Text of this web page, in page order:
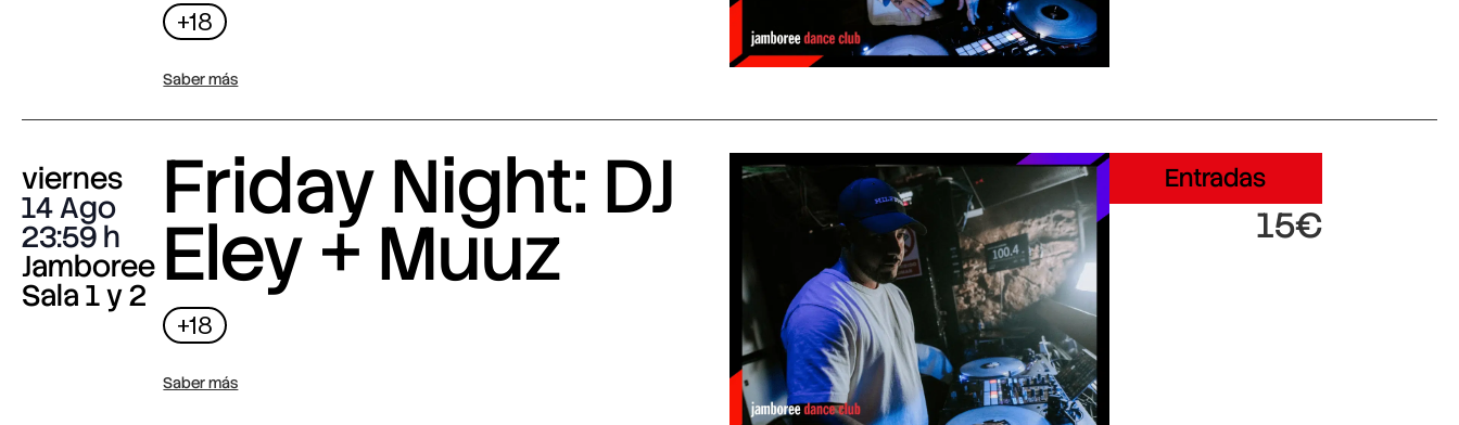
+18
Saber más
viernes
14 Ago
23:59
Jamboree
Sala 1 y 2
Friday Night: DJ
Eley + Muuz
+18
Saber más
Entradas
15€